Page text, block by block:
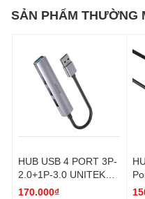
SẢN PHẨM THƯỜNG
HUB USB 4 PORT 3P-
2.0+1P-3.0 UNITEK
H1208A VAT
170.000₫